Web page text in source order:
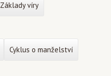
Základy víry
Cyklus o manželství